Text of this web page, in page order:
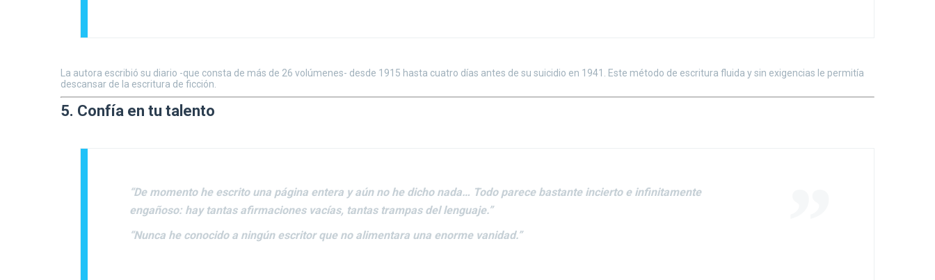
La autora escribió su diario -que consta de más de 26 volúmenes- desde 1915 hasta cuatro días antes de su suicidio en 1941. Este método de escritura fluida y sin exigencias le permitía
descansar de la escritura de ficción.
5. Confía en tu talento
“De momento he escrito una página entera y aún no he dicho nada… Todo parece bastante incierto e infinitamente
engañoso: hay tantas afirmaciones vacías, tantas trampas del lenguaje.”
“Nunca he conocido a ningún escritor que no alimentara una enorme vanidad.”